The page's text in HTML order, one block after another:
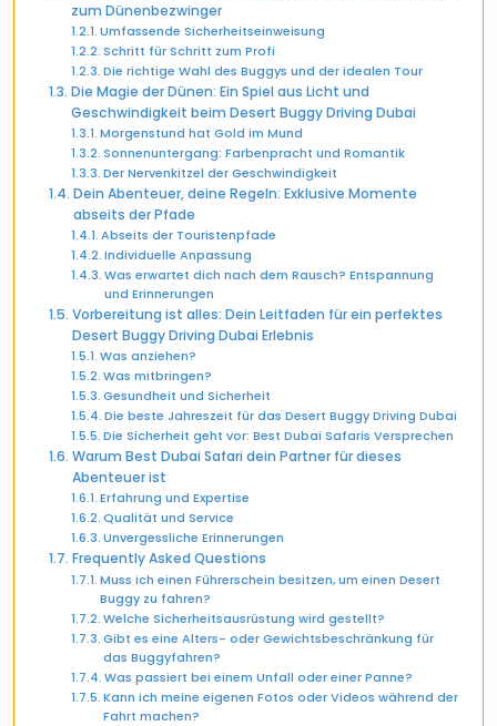
zum Dünenbezwinger
Umfassende Sicherheitseinweisung
Schritt für Schritt zum Profi
Die richtige Wahl des Buggys und der idealen Tour
Die Magie der Dünen: Ein Spiel aus Licht und
Geschwindigkeit beim Desert Buggy Driving Dubai
Morgenstund hat Gold im Mund
Sonnenuntergang: Farbenpracht und Romantik
Der Nervenkitzel der Geschwindigkeit
Dein Abenteuer, deine Regeln: Exklusive Momente
abseits der Pfade
Abseits der Touristenpfade
Individuelle Anpassung
Was erwartet dich nach dem Rausch? Entspannung
und Erinnerungen
Vorbereitung ist alles: Dein Leitfaden für ein perfektes
Desert Buggy Driving Dubai Erlebnis
Was anziehen?
Was mitbringen?
Gesundheit und Sicherheit
Die beste Jahreszeit für das Desert Buggy Driving Dubai
Die Sicherheit geht vor: Best Dubai Safaris Versprechen
Warum Best Dubai Safari dein Partner für dieses
Abenteuer ist
Erfahrung und Expertise
Qualität und Service
Unvergessliche Erinnerungen
Frequently Asked Questions
Muss ich einen Führerschein besitzen, um einen Desert
Buggy zu fahren?
Welche Sicherheitsausrüstung wird gestellt?
Gibt es eine Alters- oder Gewichtsbeschränkung für
das Buggyfahren?
Was passiert bei einem Unfall oder einer Panne?
Kann ich meine eigenen Fotos oder Videos während der
Fahrt machen?